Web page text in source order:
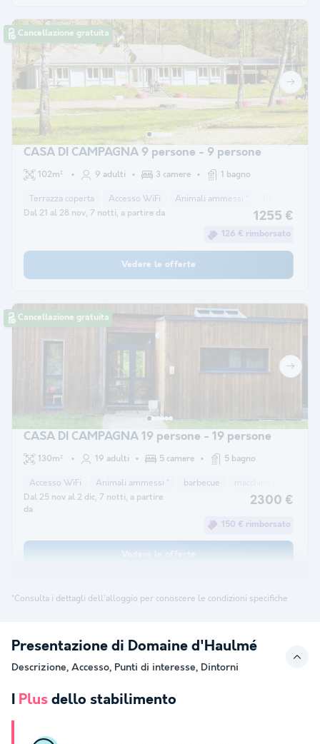
Cancellazione gratuita
CASA DI CAMPAGNA 9 persone - 9 persone
102m² 9 adulti 3 camere 1 bagno
Terrazza coperta Accesso WiFi Animali ammessi *
Dal 21 al 28 nov, 7 notti, a partire da 1255 €
126 € rimborsato
Vedere le offerte
Cancellazione gratuita
CASA DI CAMPAGNA 19 persone - 19 persone
130m² 19 adulti 5 camere 5 bagno
Accesso WiFi Animali ammessi * barbecue macchina per il caffè
Dal 25 nov al 2 dic, 7 notti, a partire
da
2300 €
150 € rimborsato
*Consulta i dettagli dell'alloggio per conoscere le condizioni specifiche
Presentazione di Domaine d'Haulmé
Descrizione, Accesso, Punti di interesse, Dintorni
I Plus dello stabilimento